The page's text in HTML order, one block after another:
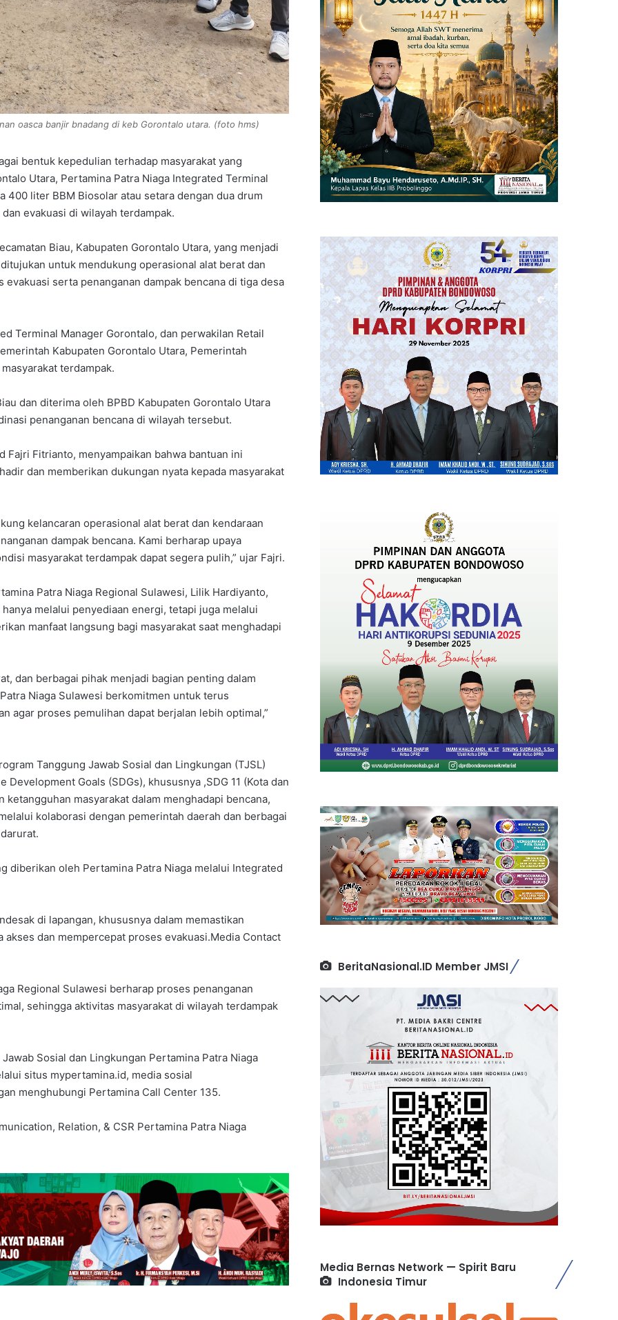
oasca banjir bnadang di keb Gorontalo utara. (foto hms)
bentuk kepedulian terhadap masyarakat yang
Utara, Pertamina Patra Niaga Integrated Terminal
400 liter BBM Biosolar atau setara dengan dua drum
evakuasi di wilayah terdampak.
Biau, Kabupaten Gorontalo Utara, yang menjadi
untuk mendukung operasional alat berat dan
serta penanganan dampak bencana di tiga desa
Terminal Manager Gorontalo, dan perwakilan Retail
Kabupaten Gorontalo Utara, Pemerintah
terdampak.
dan diterima oleh BPBD Kabupaten Gorontalo Utara
penanganan bencana di wilayah tersebut.
Fajri Fitrianto, menyampaikan bahwa bantuan ini
dan memberikan dukungan nyata kepada masyarakat
kelancaran operasional alat berat dan kendaraan
dampak bencana. Kami berharap upaya
masyarakat terdampak dapat segera pulih,” ujar Fajri.
Patra Niaga Regional Sulawesi, Lilik Hardiyanto,
melalui penyediaan energi, tetapi juga melalui
manfaat langsung bagi masyarakat saat menghadapi
dan berbagai pihak menjadi bagian penting dalam
Niaga Sulawesi berkomitmen untuk terus
agar proses pemulihan dapat berjalan lebih optimal,”
Tanggung Jawab Sosial dan Lingkungan (TJSL)
Goals (SDGs), khususnya ,SDG 11 (Kota dan
masyarakat dalam menghadapi bencana,
kolaborasi dengan pemerintah daerah dan berbagai
diberikan oleh Pertamina Patra Niaga melalui Integrated
di lapangan, khususnya dalam memastikan
dan mempercepat proses evakuasi.Media Contact
Regional Sulawesi berharap proses penanganan
sehingga aktivitas masyarakat di wilayah terdampak
Sosial dan Lingkungan Pertamina Patra Niaga
situs mypertamina.id, media sosial
menghubungi Pertamina Call Center 135.
Relation, & CSR Pertamina Patra Niaga
BeritaNasional.ID Member JMSI
Media Bernas Network — Spirit Baru
Indonesia Timur